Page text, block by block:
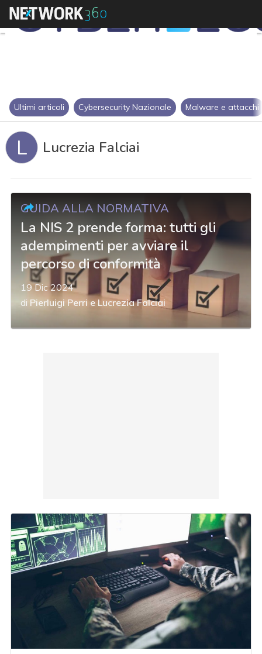
Ultimi articoli Cybersecurity Nazionale Malware e attacchi
L Lucrezia Falciai
GUIDA ALLA NORMATIVA
La NIS 2 prende forma: tutti gli
adempimenti per avviare il
percorso di conformità
19 Dic 2024
di Pierluigi Perri e Lucrezia Falciai